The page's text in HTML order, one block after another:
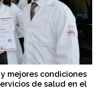
mejores condiciones
de salud en el